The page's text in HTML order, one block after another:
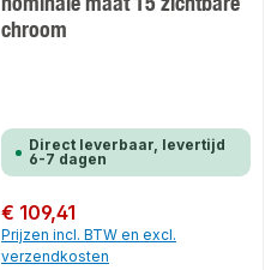
chroom
Direct leverbaar, levertijd
6-7 dagen
Normale prijs:
€ 109,41
Prijzen incl. BTW en excl.
verzendkosten